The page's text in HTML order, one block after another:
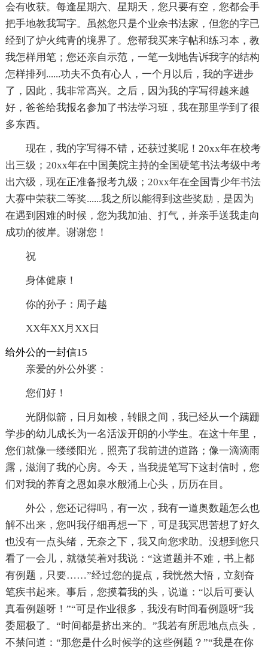
会有收获。每逢星期六、星期天，您只要有空，您都会手
把手地教我写字。虽然您只是个业余书法家，但您的字已
经到了炉火纯青的境界了。您帮我买来字帖和练习本，教
我怎样用笔；您还亲自示范，一笔一划地告诉我字的结构
怎样排列......功夫不负有心人，一个月以后，我的字进步
了，因此，我非常高兴。之后，因为我的字写得越来越
好，爸爸给我报名参加了书法学习班，我在那里学到了很
多东西。
现在，我的字写得不错，还获过奖呢！20xx年在校考
出三级；20xx年在中国美院主持的全国硬笔书法考级中考
出六级，现在正准备报考九级；20xx年在全国青少年书法
大赛中荣获二等奖......我之所以能得到这些奖励，是因为
在遇到困难的时候，您为我加油、打气，并亲手送我走向
成功的彼岸。谢谢您！
祝
身体健康！
你的孙子：周子越
XX年XX月XX日
给外公的一封信15
亲爱的外公外婆：
您们好！
光阴似箭，日月如梭，转眼之间，我已经从一个蹒跚
学步的幼儿成长为一名活泼开朗的小学生。在这十年里，
您们就像一缕缕阳光，照亮了我前进的道路；像一滴滴雨
露，滋润了我的心房。今天，当我提笔写下这封信时，您
们对我的养育之恩如泉水般涌上心头，历历在目。
外公，您还记得吗，有一次，我有一道奥数题怎么也
解不出来，您叫我仔细再想一下，可是我冥思苦想了好久
也没有一点头绪，无奈之下，我又向您求助。没想到您只
看了一会儿，就微笑着对我说：“这道题并不难，书上都
有例题，只要……”经过您的提点，我恍然大悟，立刻奋
笔疾书起来。事后，您摸着我的头，说道：“以后可要认
真看例题呀！”“可是作业很多，我没有时间看例题呀”我
委屈极了。“时间都是挤出来的。”我若有所思地点点头，
不禁问道：“那您是什么时候学的这些例题？”“我是在你